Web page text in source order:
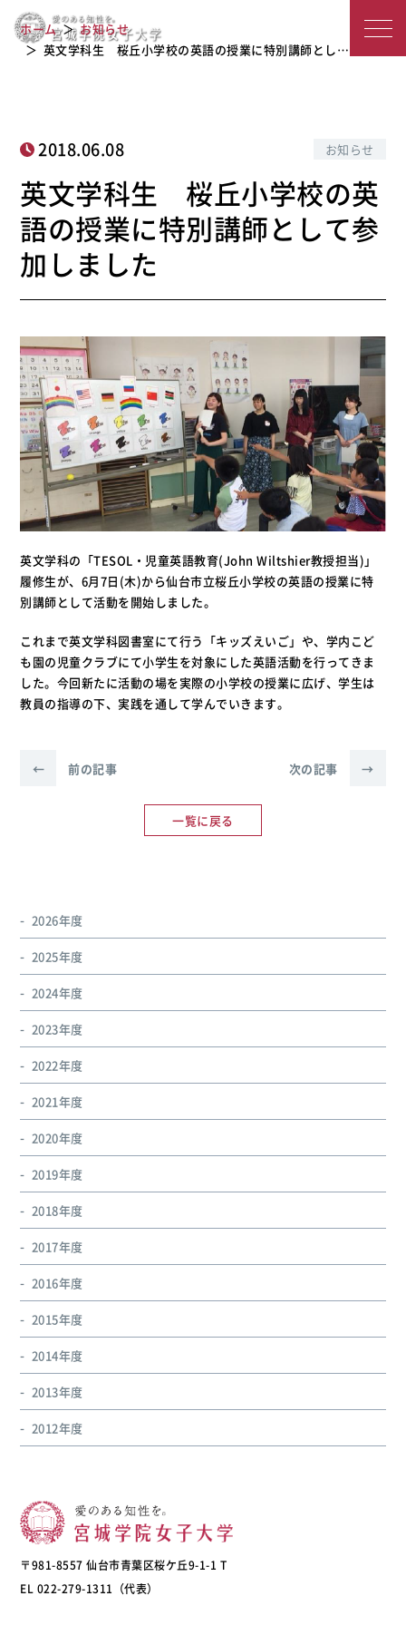
城
子
大
英文学科生 桜丘小学校の英語の授業
に特別講師として参加しました
ホーム
お知らせ
英文学科生 桜丘小学校の英語の授業に特別講師とし…
2018.06.08 お知らせ
英文学科生 桜丘小学校の英
語の授業に特別講師として参
加しました
英文学科の「TESOL・児童英語教育(John Wiltshier教授担当)」
履修生が、6月7日(木)から仙台市立桜丘小学校の英語の授業に特
別講師として活動を開始しました。
これまで英文学科図書室にて行う「キッズえいご」や、学内こど
も園の児童クラブにて小学生を対象にした英語活動を行ってきま
した。今回新たに活動の場を実際の小学校の授業に広げ、学生は
教員の指導の下、実践を通して学んでいきます。
← 前の記事
一覧に戻る
次の記事 →
2026年度
2025年度
2024年度
2023年度
2022年度
2021年度
2020年度
2019年度
2018年度
2017年度
2016年度
2015年度
2014年度
2013年度
2012年度
〒981-8557 仙台市青葉区桜ケ丘9-1-1 T
EL 022-279-1311（代表）